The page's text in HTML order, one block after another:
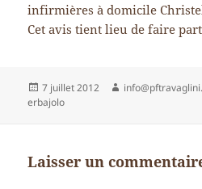
infirmières à domicile
Cet avis tient lieu de faire
Publié
le
7 juillet 2012 Auteur
erbajolo
Laisser un